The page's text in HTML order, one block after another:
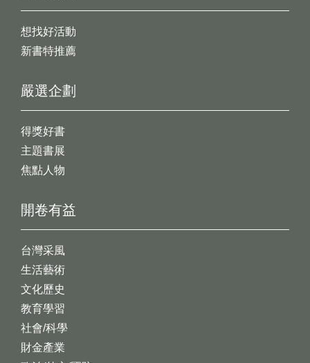
想找好活動
新書特推薦
開卷有益
台灣采風
生活藝術
文化歷史
教育學習
社會/科學
財金產業
嚴選企劃
得獎好書
主題書展
焦點人物